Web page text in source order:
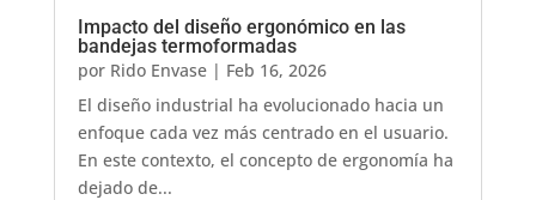
Impacto del diseño ergonómico en las
bandejas termoformadas
por Rido Envase| Feb 16, 2026
El diseño industrial ha evolucionado hacia un
enfoque cada vez más centrado en el usuario.
En este contexto, el concepto de ergonomía ha
dejado de...